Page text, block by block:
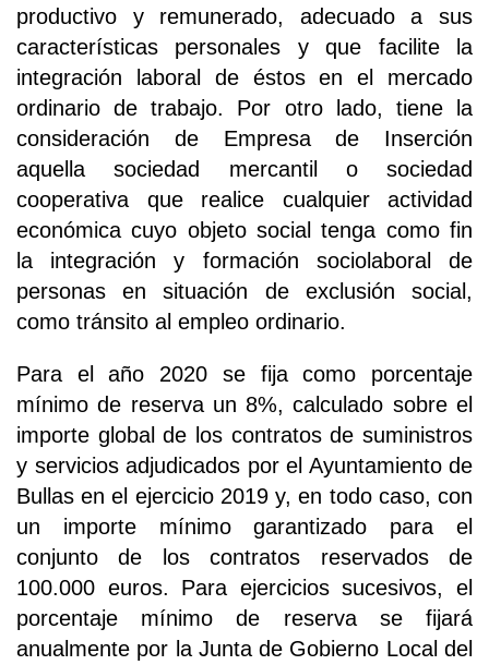
productivo y remunerado, adecuado a sus
características personales y que facilite la
integración laboral de éstos en el mercado
ordinario de trabajo. Por otro lado, tiene la
consideración de Empresa de Inserción
aquella sociedad mercantil o sociedad
cooperativa que realice cualquier actividad
económica cuyo objeto social tenga como fin
la integración y formación sociolaboral de
personas en situación de exclusión social,
como tránsito al empleo ordinario.
Para el año 2020 se fija como porcentaje
mínimo de reserva un 8%, calculado sobre el
importe global de los contratos de suministros
y servicios adjudicados por el Ayuntamiento de
Bullas en el ejercicio 2019 y, en todo caso, con
un importe mínimo garantizado para el
conjunto de los contratos reservados de
100.000 euros. Para ejercicios sucesivos, el
porcentaje mínimo de reserva se fijará
anualmente por la Junta de Gobierno Local del